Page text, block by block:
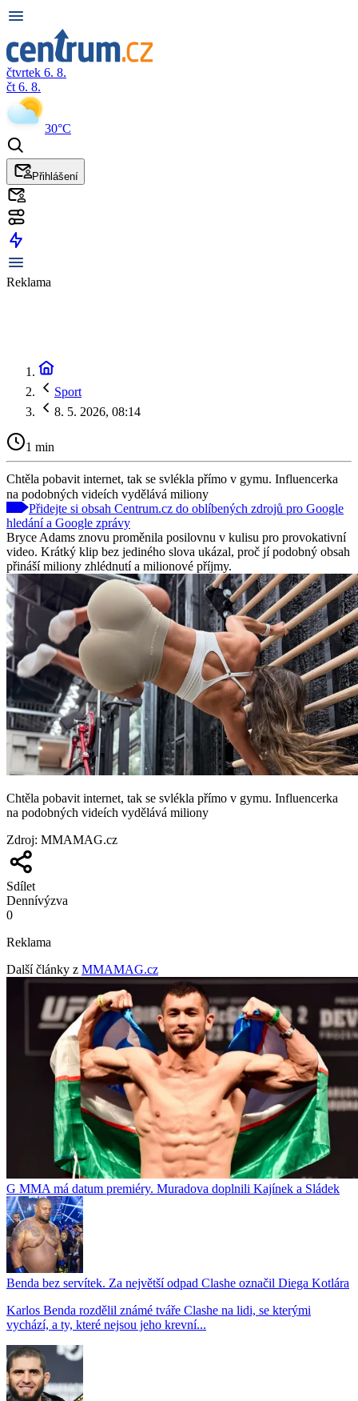
čtvrtek 6. 8.
čt 6. 8.
30°C
Přihlášení
Reklama
Sport
8. 5. 2026, 08:14
1 min
Chtěla pobavit internet, tak se svlékla přímo v gymu. Influencerka
na podobných videích vydělává miliony
Přidejte si obsah Centrum.cz do oblíbených zdrojů pro Google
hledání a Google zprávy
Bryce Adams znovu proměnila posilovnu v kulisu pro provokativní
video. Krátký klip bez jediného slova ukázal, proč jí podobný obsah
přináší miliony zhlédnutí a milionové příjmy.
Chtěla pobavit internet, tak se svlékla přímo v gymu. Influencerka
na podobných videích vydělává miliony
Zdroj: MMAMAG.cz
Sdílet
Dennívýzva
0
Reklama
Další články z MMAMAG.cz
G MMA má datum premiéry. Muradova doplnili Kajínek a Sládek
Benda bez servítek. Za největší odpad Clashe označil Diega Kotlára
Karlos Benda rozdělil známé tváře Clashe na lidi, se kterými
vychází, a ty, které nejsou jeho krevní...